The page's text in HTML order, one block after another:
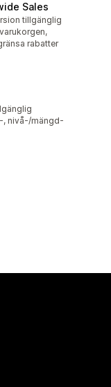
Sales
tillgänglig
rabatter
, nivå-/mängd-